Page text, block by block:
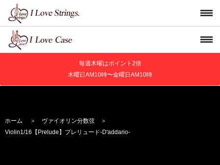
毎週木曜はポイント2倍
木曜日AM10時〜金曜日AM10時
ホーム ＞ ヴァイオリン分数弦 ＞
Violin1/16【Prelude】 プレリュード-D'addario-